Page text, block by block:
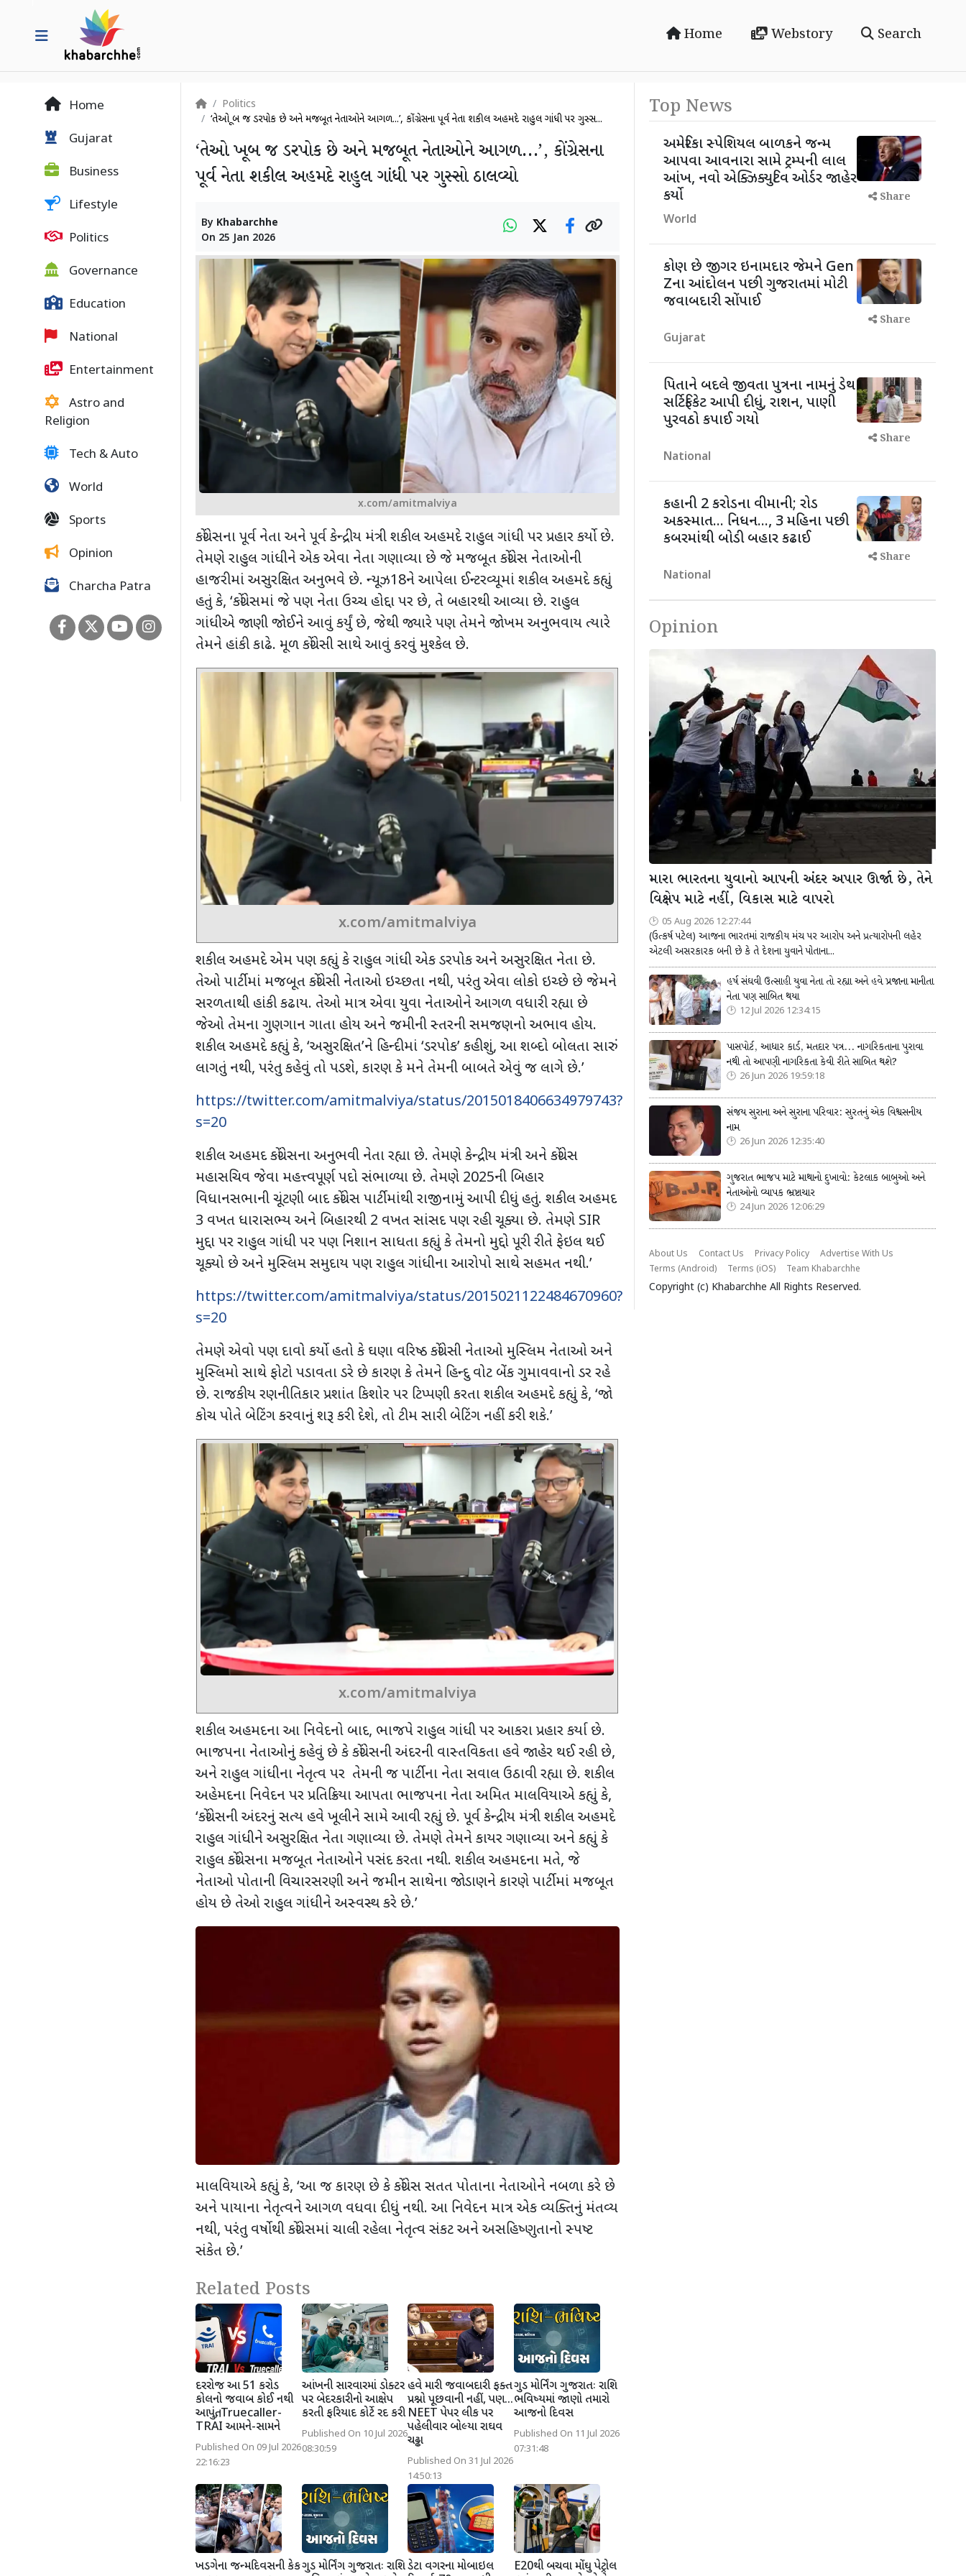
Home Webstory Search
Home
Gujarat
Business
Lifestyle
Politics
Governance
Education
National
Entertainment
Astro and
Religion
Tech & Auto
World
Sports
Opinion
Charcha Patra
Politics
‘તેઓ ખૂબ જ ડરપોક છે અને મજબૂત નેતાઓને આગળ...’, કોંગ્રેસના પૂર્વ નેતા શકીલ અહમદે રાહુલ ગાંધી પર ગુસ્સ...
‘તેઓ ખૂબ જ ડરપોક છે અને મજબૂત નેતાઓને આગળ...’, કોંગ્રેસના
પૂર્વ નેતા શકીલ અહમદે રાહુલ ગાંધી પર ગુસ્સો ઠાલવ્યો
By Khabarchhe
On 25 Jan 2026
x.com/amitmalviya
કોંગ્રેસના પૂર્વ નેતા અને પૂર્વ કેન્દ્રીય મંત્રી શકીલ અહમદે રાહુલ ગાંધી પર પ્રહાર કર્યો છે.
તેમણે રાહુલ ગાંધીને એક એવા નેતા ગણાવ્યા છે જે મજબૂત કોંગ્રેસ નેતાઓની
હાજરીમાં અસુરક્ષિત અનુભવે છે. ન્યૂઝ18ને આપેલા ઈન્ટરવ્યૂમાંશકીલ અહમદે કહ્યું
હતું કે, ‘કોંગ્રેસમાં જે પણ નેતા ઉચ્ચ હોદ્દા પર છે, તે બહારથી આવ્યા છે. રાહુલ
ગાંધીએ જાણી જોઈને આવું કર્યું છે, જેથી જ્યારે પણ તેમને જોખમ અનુભવાય ત્યારે
તેમને હાંકી કાઢે. મૂળ કોંગ્રેસી સાથે આવું કરવું મુશ્કેલ છે.
x.com/amitmalviya
શકીલ અહમદે એમ પણ કહ્યું કે રાહુલ ગાંધી એક ડરપોક અને અસુરક્ષિત નેતા છે.
તેઓ પાર્ટીમાં મજબૂત કોંગ્રેસી નેતાઓ ઇચ્છતા નથી, પરંતુ એવા લોકો ઇચ્છે છે જેમને
સરળતાથી હાંકી કઢાય. તેઓ માત્ર એવા યુવા નેતાઓને આગળ વધારી રહ્યા છે
જેઓ તેમના ગુણગાન ગાતા હોય અને જમીની સ્તરની સમજણનો અભાવ હોય.
શકીલ અહમદે કહ્યું કે, ‘અસુરક્ષિત’ને હિન્દીમાં‘ડરપોક’કહીશું, આ શબ્દો બોલતા સારું
લાગતું નથી, પરંતુ કહેવું તો પડશે, કારણ કે મને તેમની બાબતે એવું જ લાગે છે.’
https://twitter.com/amitmalviya/status/2015018406634979743?
s=20
શકીલ અહમદ કોંગ્રેસના અનુભવી નેતા રહ્યા છે. તેમણે કેન્દ્રીય મંત્રી અને કોંગ્રેસ
મહાસચિવ જેવા મહત્ત્વપૂર્ણ પદો સંભાળ્યા છે. તેમણે 2025ની બિહાર
વિધાનસભાની ચૂંટણી બાદ કોંગ્રેસ પાર્ટીમાંથી રાજીનામું આપી દીધું હતું. શકીલ અહમદ
3 વખત ધારાસભ્ય અને બિહારથી 2 વખત સાંસદ પણ રહી ચૂક્યા છે. તેમણે SIR
મુદ્દા પર રાહુલ ગાંધી પર પણ નિશાન સાધતા કહ્યું કે તેમનો મુદ્દો પૂરી રીતે ફેઇલ થઈ
ચૂક્યો છે અને મુસ્લિમ સમુદાય પણ રાહુલ ગાંધીના આરોપો સાથે સહમત નથી.’
https://twitter.com/amitmalviya/status/2015021122484670960?
s=20
તેમણે એવો પણ દાવો કર્યો હતો કે ઘણા વરિષ્ઠ કોંગ્રેસી નેતાઓ મુસ્લિમ નેતાઓ અને
મુસ્લિમો સાથે ફોટો પડાવતા ડરે ​​છે કારણ કે તેમને હિન્દુ વોટ બેંક ગુમાવવાનો ડર રહે
છે. રાજકીય રણનીતિકાર પ્રશાંત કિશોર પર ટિપ્પણી કરતા શકીલ અહમદે કહ્યું કે, ‘જો
કોચ પોતે બેટિંગ કરવાનું શરૂ કરી દેશે, તો ટીમ સારી બેટિંગ નહીં કરી શકે.’
x.com/amitmalviya
શકીલ અહમદના આ નિવેદનો બાદ, ભાજપે રાહુલ ગાંધી પર આકરા પ્રહાર કર્યા છે.
ભાજપના નેતાઓનું કહેવું છે કે કોંગ્રેસની અંદરની વાસ્તવિકતા હવે જાહેર થઈ રહી છે,
અને રાહુલ ગાંધીના નેતૃત્વ પર તેમની જ પાર્ટીના નેતા સવાલ ઉઠાવી રહ્યા છે. શકીલ
અહેમદના નિવેદન પર પ્રતિક્રિયા આપતા ભાજપના નેતા અમિત માલવિયાએ કહ્યું કે,
‘કોંગ્રેસની અંદરનું સત્ય હવે ખૂલીને સામે આવી રહ્યું છે. પૂર્વ કેન્દ્રીય મંત્રી શકીલ અહમદે
રાહુલ ગાંધીને અસુરક્ષિત નેતા ગણાવ્યા છે. તેમણે તેમને કાયર ગણાવ્યા અને કહ્યું કે
રાહુલ કોંગ્રેસના મજબૂત નેતાઓને પસંદ કરતા નથી. શકીલ અહમદના મતે, જે
નેતાઓ પોતાની વિચારસરણી અને જમીન સાથેના જોડાણને કારણે પાર્ટીમાં મજબૂત
હોય છે તેઓ રાહુલ ગાંધીને અસ્વસ્થ કરે છે.’
માલવિયાએ કહ્યું કે, ‘આ જ કારણ છે કે કોંગ્રેસ સતત પોતાના નેતાઓને નબળા કરે છે
અને પાયાના નેતૃત્વને આગળ વધવા દીધું નથી. આ નિવેદન માત્ર એક વ્યક્તિનું મંતવ્ય
નથી, પરંતુ વર્ષોથી કોંગ્રેસમાં ચાલી રહેલા નેતૃત્વ સંકટ અને અસહિષ્ણુતાનો સ્પષ્ટ
સંકેત છે.’
Related Posts
દરરોજ આ 51 કરોડ
કોલનો જવાબ કોઈ નથી
આપતું, Truecaller-
TRAI આમને-સામને
Published On 09 Jul 2026
22:16:23
આંખની સારવારમાં ડોક્ટર
પર બેદરકારીનો આક્ષેપ
કરતી ફરિયાદ કોર્ટે રદ કરી
Published On 10 Jul 2026
08:30:59
હવે મારી જવાબદારી ફક્ત
પ્રશ્નો પૂછવાની નહીં, પણ...
NEET પેપર લીક પર
પહેલીવાર બોલ્યા રાઘવ
ચઢ્ઢા
Published On 31 Jul 2026
14:50:13
ગુડ મોર્નિંગ ગુજરાતઃ રાશિ
ભવિષ્યમાં જાણો તમારો
આજનો દિવસ
Published On 11 Jul 2026
07:31:48
ખડગેના જન્મદિવસની કેકગુડ મોર્નિંગ ગુજરાતઃ રાશિડેટા વગરના મોબાઇલ
E20થી બચવા મોંઘુ પેટ્રોલ
Top News
અમેરિકા સ્પેશિયલ બાળકને જન્મ
આપવા આવનારા સામે ટ્રમ્પની લાલ
આંખ, નવો એક્ઝિક્યુટિવ ઓર્ડર જાહેર
કર્યો
World
Share
કોણ છે જીગર ઇનામદાર જેમને Gen
Zના આંદોલન પછી ગુજરાતમાં મોટી
જવાબદારી સોંપાઈ
Gujarat
Share
પિતાને બદલે જીવતા પુત્રના નામનું ડેથ
સર્ટિફિકેટ આપી દીધું, રાશન, પાણી
પુરવઠો કપાઈ ગયો
National
Share
કહાની 2 કરોડના વીમાની; રોડ
અકસ્માત... નિધન..., 3 મહિના પછી
કબરમાંથી બોડી બહાર કઢાઈ
National
Share
Opinion
મારા ભારતના યુવાનો આપની અંદર અપાર ઊર્જા છે, તેને
વિક્ષેપ માટે નહીં, વિકાસ માટે વાપરો
05 Aug 2026 12:27:44
(ઉત્કર્ષ પટેલ) આજના ભારતમાં રાજકીય મંચ પર આરોપ અને પ્રત્યારોપની લહેર
એટલી અસરકારક બની છે કે તે દેશના યુવાને પોતાના...
હર્ષ સંઘવી ઉત્સાહી યુવા નેતા તો રહ્યા અને હવે પ્રજાના માનીતા
નેતા પણ સાબિત થયા
12 Jul 2026 12:34:15
પાસપોર્ટ, આધાર કાર્ડ, મતદાર પત્ર... નાગરિકતાના પુરાવા
નથી તો આપણી નાગરિકતા કેવી રીતે સાબિત થશે?
26 Jun 2026 19:59:18
સંજય સુરાના અને સુરાના પરિવાર: સુરતનું એક વિશ્વસનીય
નામ
26 Jun 2026 12:35:40
ગુજરાત ભાજપ માટે માથાનો દુખાવો: કેટલાક બાબુઓ અને
નેતાઓનો વ્યાપક ભ્રષ્ટાચાર
24 Jun 2026 12:06:29
About Us Contact Us Privacy Policy
Advertise With Us
Terms (Android)
Terms (iOS) Team Khabarchhe
Copyright (c) Khabarchhe All Rights Reserved.